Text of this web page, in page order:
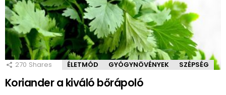
270 Shares ÉLETMÓD GYÓGYNÖVÉNYEK SZÉPSÉG
Koriander a kiváló bőrápoló